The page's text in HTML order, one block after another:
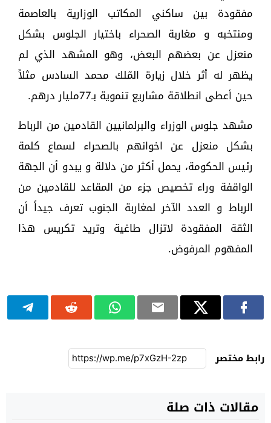
مفقودة بين ساكني المكاتب الوزارية بالعاصمة
ومنتخبه و مغاربة الصحراء باختيار الجلوس بشكل
منعزل عن بعضهم البعض، وهو المشهد الذي لم
يظهر له أثر خلال زيارة المٓلك محمد السادس مثلاً
حين أعطى انطلاقة مشاريع تنموية بـ77مليار درهم.
مشهد جلوس الوزراء والبرلمانيين القادمين من الرباط
بشكل منعزل عن اخوانهم بالصحراء لسماع كلمة
رئيس الحكومة، يحمل أكثر من دلالة و يبدو أن الجهة
الواقفة وراء تخصيص جزء من المقاعد للقادمين من
الرباط و العدد الآخر لمغاربة الجنوب تعرف جيداً أن
الثقة المفقودة لاتزال طاغية وتريد تكريس هذا
المفهوم المرفوض.
رابط مختصر
مقالات ذات صلة